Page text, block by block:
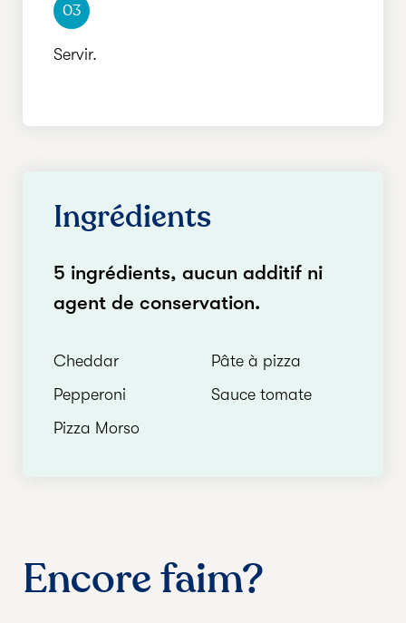
03
Servir.
Ingrédients
5 ingrédients, aucun additif ni
agent de conservation.
Cheddar
Pepperoni
Pizza Morso
Pâte à pizza
Sauce tomate
Encore faim?